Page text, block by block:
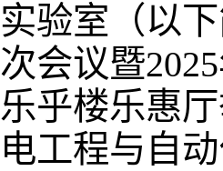
实验室（以
次会议暨
乐乎楼乐惠
电工程与自